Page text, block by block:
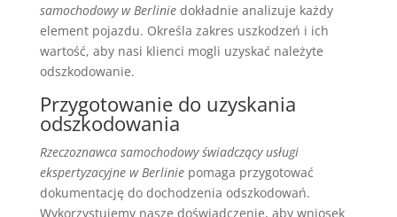
samochodowy w Berliniedokładnie analizuje każdy
element pojazdu. Określa zakres uszkodzeń i ich
wartość, aby nasi klienci mogli uzyskać należyte
odszkodowanie.
Przygotowanie do uzyskania
odszkodowania
Rzeczoznawca samochodowy świadczący usługi
ekspertyzacyjne w Berliniepomaga przygotować
dokumentację do dochodzenia odszkodowań.
Wykorzystujemy nasze doświadczenie, aby wniosek